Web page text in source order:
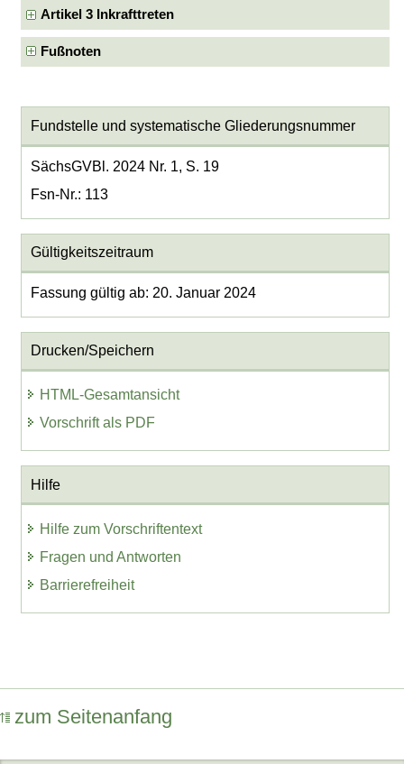
Artikel 3 Inkrafttreten
Fußnoten
Fundstelle und systematische Gliederungsnummer
SächsGVBl. 2024 Nr. 1, S. 19
Fsn-Nr.: 113
Gültigkeitszeitraum
Fassung gültig ab: 20. Januar 2024
Drucken/Speichern
HTML-Gesamtansicht
Vorschrift als PDF
Hilfe
Hilfe zum Vorschriftentext
Fragen und Antworten
Barrierefreiheit
zum Seitenanfang